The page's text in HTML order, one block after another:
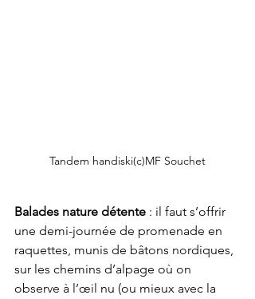
Tandem handiski(c)MF Souchet
Balades nature détente : il faut s’offrir
une demi-journée de promenade en
raquettes, munis de bâtons nordiques,
sur les chemins d’alpage où on
observe à l’œil nu (ou mieux avec la